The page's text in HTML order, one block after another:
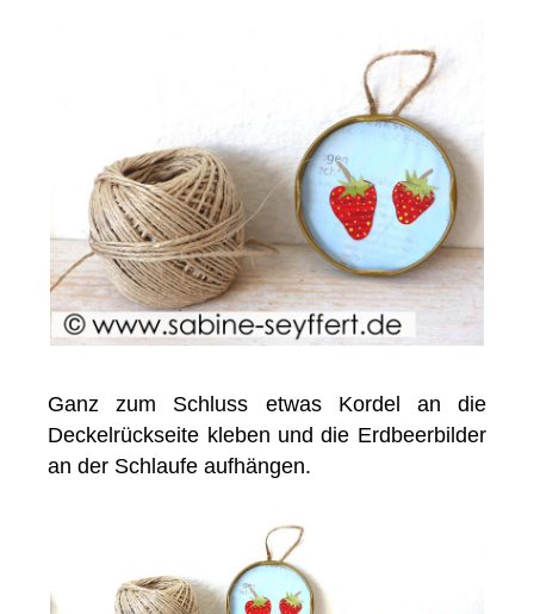
Ganz zum Schluss etwas Kordel an die
Deckelrückseite kleben und die Erdbeerbilder
an der Schlaufe aufhängen.